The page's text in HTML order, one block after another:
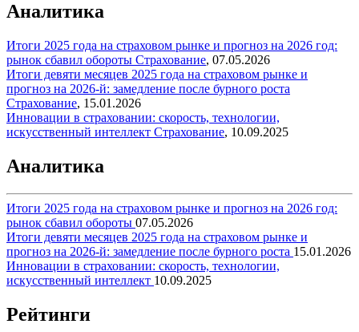
Аналитика
Итоги 2025 года на страховом рынке и прогноз на 2026 год:
рынок сбавил обороты Страхование, 07.05.2026
Итоги девяти месяцев 2025 года на страховом рынке и
прогноз на 2026-й: замедление после бурного роста
Страхование, 15.01.2026
Инновации в страховании: скорость, технологии,
искусственный интеллект Страхование, 10.09.2025
Аналитика
Итоги 2025 года на страховом рынке и прогноз на 2026 год:
рынок сбавил обороты 07.05.2026
Итоги девяти месяцев 2025 года на страховом рынке и
прогноз на 2026-й: замедление после бурного роста 15.01.2026
Инновации в страховании: скорость, технологии,
искусственный интеллект 10.09.2025
Рейтинги